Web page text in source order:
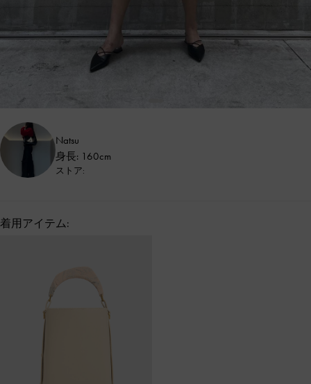
Natsu
身長: 160cm
ストア:
着用アイテム: